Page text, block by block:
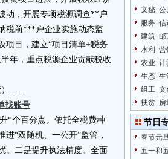
动，开展专项税源调查**户
税前***户企业实施动态监
项目，建立“项目清单+税务
年，重点税源企业贡献税收
）……
找账号
*个百分点。依托全税费种
“双随机、一公开”监管，
。二是提升执法精度。全面
文秘 公
服务 信
建筑 邮
水利
营
农业 计
生态 生
组工 文
扶贫 房
节日
春节元
五一和